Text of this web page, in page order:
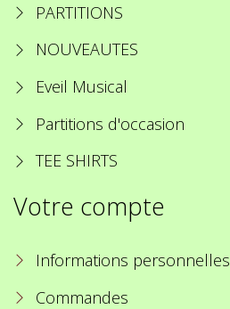
PARTITIONS
NOUVEAUTES
Eveil Musical
Partitions d'occasion
TEE SHIRTS
Votre compte
Informations personnelles
Commandes